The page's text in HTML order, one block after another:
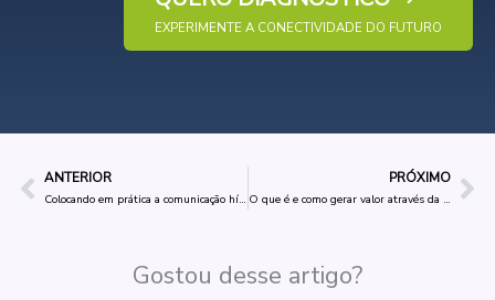
EXPERIMENTE A CONECTIVIDADE DO FUTURO
Anterior
ANTERIOR
Colocando em prática a comunicação híbrida GPRS e Satélite
PRÓXIMO
O que é e como gerar valor através da IoT
Gostou desse artigo?